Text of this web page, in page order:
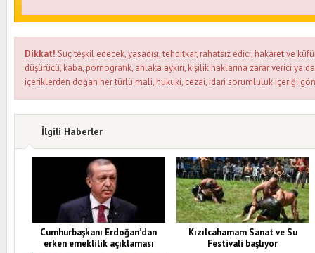
Dikkat! Suç teşkil edecek, yasadışı, tehditkar, rahatsız edici, hakaret ve
düşürücü, kaba, pornografik, ahlaka aykırı, kişilik haklarına zarar verici ya
içeriklerden doğan her türlü mali, hukuki, cezai, idari sorumluluk içeriği
İlgili Haberler
Cumhurbaşkanı Erdoğan’dan
erken emeklilik açıklaması
Kızılcahamam Sanat ve Su
Festivali başlıyor